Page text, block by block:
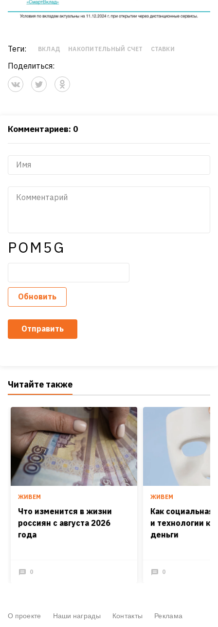
Теги: ВКЛАД НАКОПИТЕЛЬНЫЙ СЧЕТ СТАВКИ
Поделиться:
Комментариев: 0
POM5G
Обновить
Отправить
Читайте также
ЖИВЕМ
Что изменится в жизни
россиян с августа 2026
года
0
ЖИВЕМ
Как
и технологии
деньги
0
О проекте Наши награды Контакты Реклама